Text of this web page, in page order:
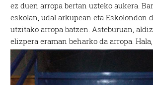
ez duen arropa bertan uzteko aukera.
eskolan, udal arkupean eta Eskolondon
utzitako arropa batzen. Asteburuan,
elizpera eraman beharko da arropa.